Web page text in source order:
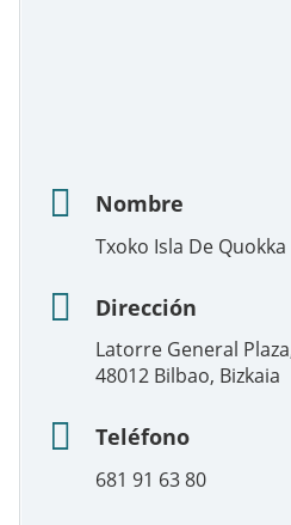
Nombre
Txoko Isla De Quokka
Dirección
Latorre General
48012 Bilbao, Bizkaia
Teléfono
681 91 63 80